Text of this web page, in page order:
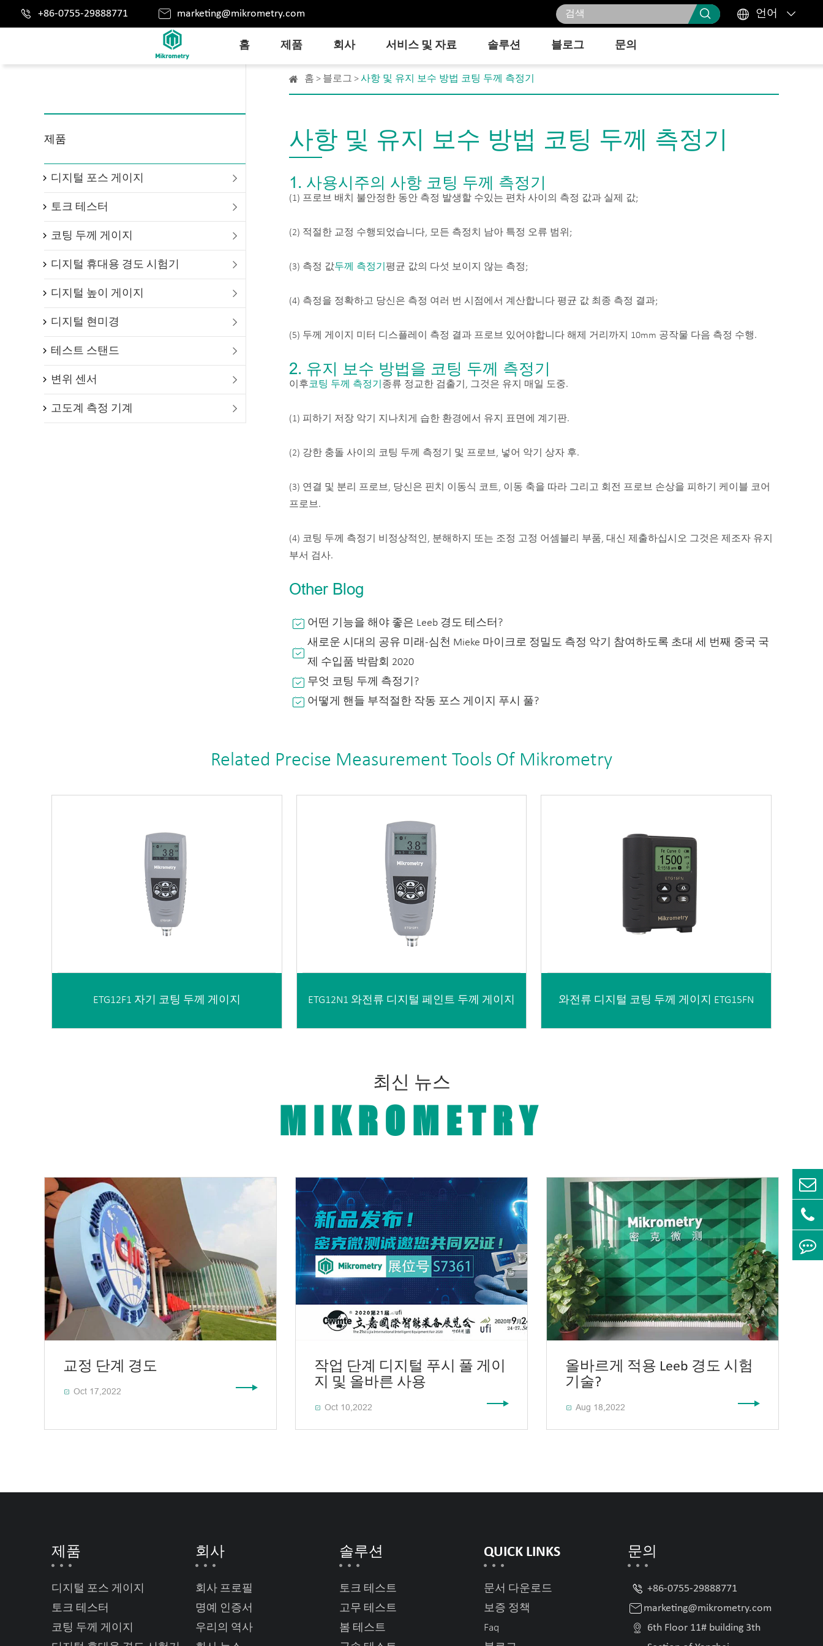
 +86-0755-29888771  marketing@mikrometry.com   언어 
홈 제품 회사 서비스 및 자료 솔루션 블로그 문의
제품
 디지털 포스 게이지
 토크 테스터
 코팅 두께 게이지
 디지털 휴대용 경도 시험기
 디지털 높이 게이지
 디지털 현미경
 테스트 스탠드
 변위 센서
 고도계 측정 기계
홈 블로그 사항 및 유지 보수 방법 코팅 두께 측정기
사항 및 유지 보수 방법 코팅 두께 측정기
1. 사용시주의 사항 코팅 두께 측정기
(1) 프로브 배치 불안정한 동안 측정 발생할 수있는 편차 사이의 측정 값과 실제 값;
(2) 적절한 교정 수행되었습니다, 모든 측정치 남아 특정 오류 범위;
(3) 측정 값두께 측정기 평균 값의 다섯 보이지 않는 측정;
(4) 측정을 정확하고 당신은 측정 여러 번 시점에서 계산합니다 평균 값 최종 측정 결과;
(5) 두께 게이지 미터 디스플레이 측정 결과 프로브 있어야합니다 해제 거리까지 10mm 공작물 다음 측정 수행.
2. 유지 보수 방법을 코팅 두께 측정기
이후코팅 두께 측정기 종류 정교한 검출기, 그것은 유지 매일 도중.
(1) 피하기 저장 악기 지나치게 습한 환경에서 유지 표면에 계기판.
(2) 강한 충돌 사이의 코팅 두께 측정기 및 프로브, 넣어 악기 상자 후.
(3) 연결 및 분리 프로브, 당신은 핀치 이동식 코트, 이동 축을 따라 그리고 회전 프로브 손상을 피하기 케이블 코어
프로브.
(4) 코팅 두께 측정기 비정상적인, 분해하지 또는 조정 고정 어셈블리 부품, 대신 제출하십시오 그것은 제조자 유지
부서 검사.
Other Blog
어떤 기능을 해야 좋은 Leeb 경도 테스터?
새로운 시대의 공유 미래-심천 Mieke 마이크로 정밀도 측정 악기 참여하도록 초대 세 번째 중국 국
제 수입품 박람회 2020
무엇 코팅 두께 측정기?
어떻게 핸들 부적절한 작동 포스 게이지 푸시 풀?
Related Precise Measurement Tools Of Mikrometry
ETG12F1 자기 코팅 두께 게이지 ETG12N1 와전류 디지털 페인트 두께 게이지 와전류 디지털 코팅 두께 게이지 ETG15FN
최신 뉴스
MIKROMETRY
교정 단계 경도
 Oct 17,2022
작업 단계 디지털 푸시 풀 게이
지 및 올바른 사용
 Oct 10,2022
올바르게 적용 Leeb 경도 시험
기술?
 Aug 18,2022
제품
디지털 포스 게이지
토크 테스터
코팅 두께 게이지
회사
회사 프로필
명예 인증서
우리의 역사
솔루션
토크 테스트
고무 테스트
봄 테스트
QUICK LINKS
문서 다운로드
보증 정책
Faq
문의
 +86-0755-29888771
 marketing@mikrometry.com
 6th Floor 11# building 3th